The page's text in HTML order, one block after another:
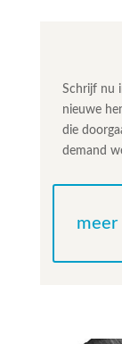
Schrijf nu
nieuwe
die
demand
meer